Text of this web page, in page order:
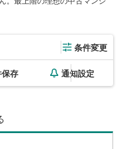
条件変更
存 通知設定